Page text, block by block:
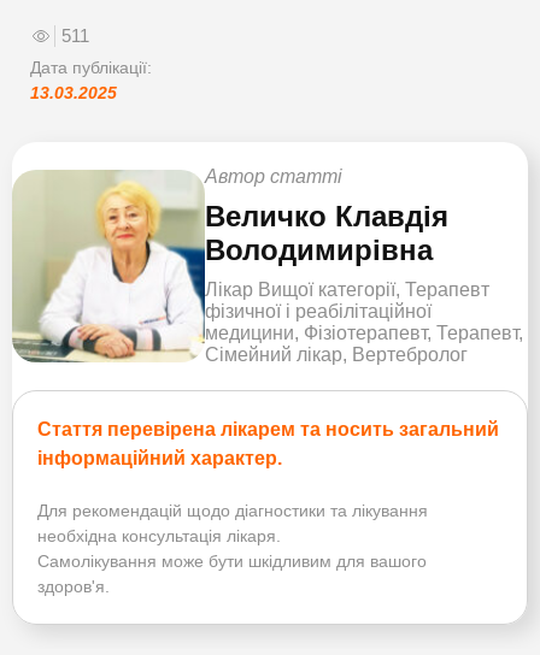
511
Дата публікації:
13.03.2025
Автор статті
Величко Клавдія
Володимирівна
Лікар Вищої категорії, Терапевт
фізичної і реабілітаційної
медицини, Фізіотерапевт, Терапевт,
Сімейний лікар, Вертебролог
Стаття перевірена лікарем та носить загальний
інформаційний характер.
Для рекомендацій щодо діагностики та лікування
необхідна консультація лікаря.
Самолікування може бути шкідливим для вашого
здоров'я.